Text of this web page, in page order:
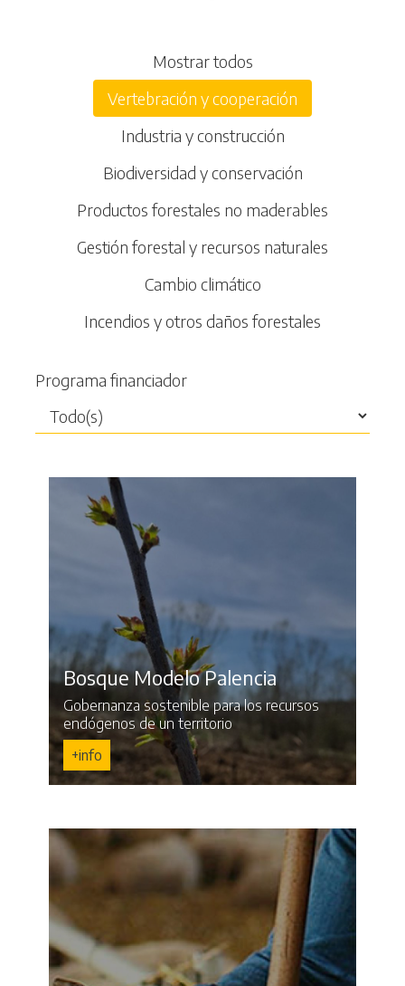
Mostrar todos
Vertebración y cooperación
Industria y construcción
Biodiversidad y conservación
Productos forestales no maderables
Gestión forestal y recursos naturales
Cambio climático
Incendios y otros daños forestales
Programa financiador
Bosque Modelo Palencia
Gobernanza sostenible para los recursos
endógenos de un territorio
+info